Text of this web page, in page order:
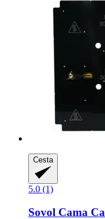
Cesta
5.0 (1)
Sovol Cama